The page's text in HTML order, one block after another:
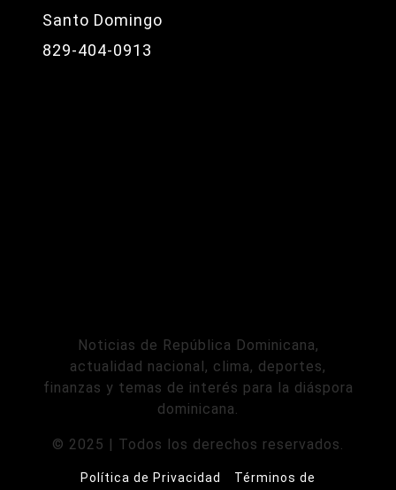
Santo Domingo
829-404-0913
Noticias de República Dominicana,
actualidad nacional, clima, deportes,
finanzas y temas de interés para la diáspora
dominicana.
© 2025 | Todos los derechos reservados.
Política de Privacidad Términos de